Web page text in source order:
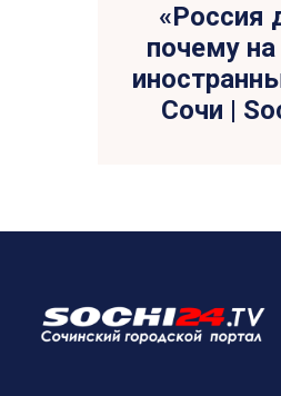
«Россия
почему
Сочи |